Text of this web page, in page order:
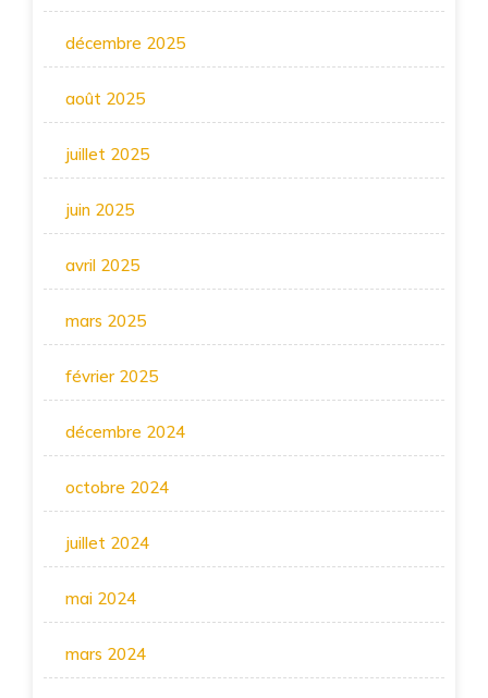
décembre 2025
août 2025
juillet 2025
juin 2025
avril 2025
mars 2025
février 2025
décembre 2024
octobre 2024
juillet 2024
mai 2024
mars 2024